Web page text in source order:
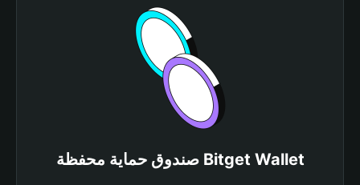
صندوق حماية محفظة Bitget Wallet